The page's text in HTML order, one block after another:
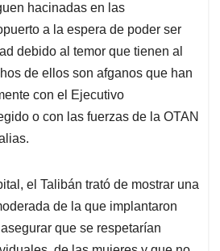
hacinadas en las
a la espera de poder ser
debido al temor que tienen al
de ellos son afganos que han
con el Ejecutivo
o con las fuerzas de la OTAN
el Talibán trató de mostrar una
de la que implantaron
que se respetarían